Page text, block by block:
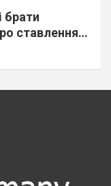
брати
ставлення